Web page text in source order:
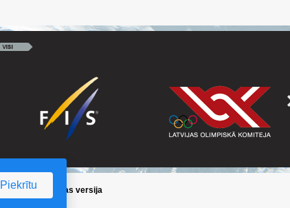
/ Iepriekšējā lapas versija
Piekrītu